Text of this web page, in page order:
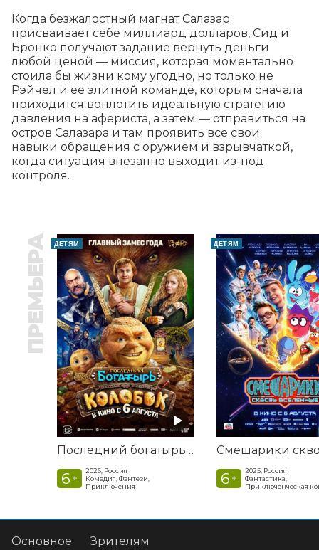
Когда безжалостный магнат Салазар
присваивает себе миллиард долларов, Сид и
Бронко получают задание вернуть деньги
любой ценой — миссия, которая моментально
стоила бы жизни кому угодно, но только не
Рэйчел и ее элитной команде, которым сначала
приходится воплотить идеальную стратегию
давления на афериста, а затем — отправиться на
остров Салазара и там проявить все свои
навыки обращения с оружием и взрывчаткой,
когда ситуация внезапно выходит из-под
контроля.
ПРЕМЬЕРА ДЕТЯМ
Последний богатырь. Колобок
6 +
2026, Россия
Комедия, Фэнтези,
Приключения
ДЕТЯМ
6 +
2025, Россия
Фантастика,
Приключенческая
Основное Зрителям